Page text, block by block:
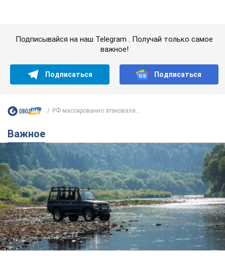
Важное
Значительные штрафы и специальные
полигоны: как проблему джипинга решают за
границей
Украине не помешает взять пример со стран Европы
8.08.2026 05:10 2,1 т.
В Прикарпатье после аномальной